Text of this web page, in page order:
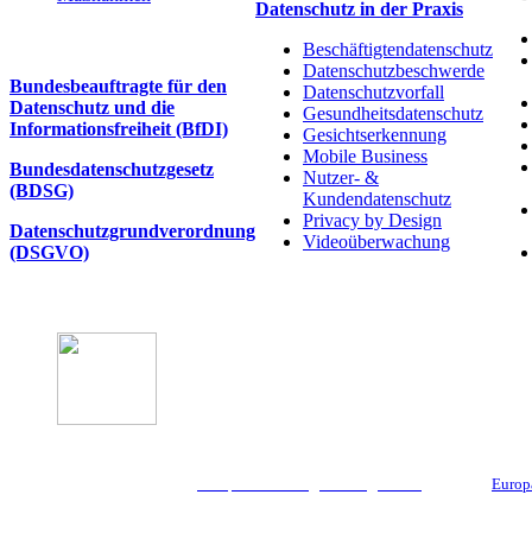
Bundesbeauftragte für den
Datenschutz und die
Informationsfreiheit (BfDI)
Bundesdatenschutzgesetz
(BDSG)
Datenschutzgrundverordnung
(DSGVO)
Datenschutz in der Praxis
Beschäftigtendatenschutz
Datenschutzbeschwerde
Datenschutzvorfall
Gesundheitsdatenschutz
Gesichtserkennung
Mobile Business
Nutzer- &
Kundendatenschutz
Privacy by Design
Videoüberwachung